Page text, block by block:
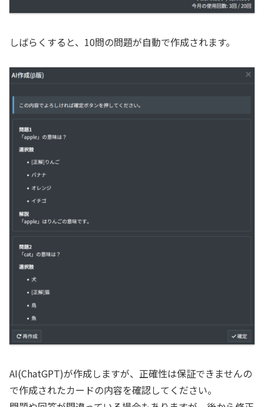
しばらくすると、10問の問題が自動で作成されます。
AI(ChatGPT)が作成しますが、正確性は保証できませんの
で作成されたカードの内容を確認してください。